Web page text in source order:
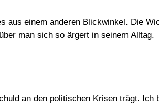
einem anderen Blickwinkel. Die
man sich so ärgert in seinem Alltag.
an den politischen Krisen trägt.